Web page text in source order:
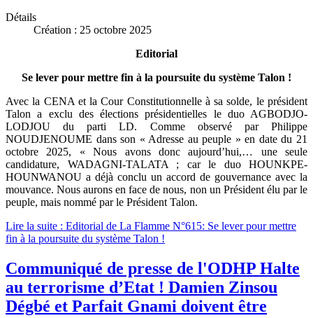
Détails
Création : 25 octobre 2025
Editorial
Se lever pour mettre fin à la poursuite du système Talon !
Avec la CENA et la Cour Constitutionnelle à sa solde, le président
Talon a exclu des élections présidentielles le duo AGBODJO-
LODJOU du parti LD. Comme observé par Philippe
NOUDJENOUME dans son « Adresse au peuple » en date du 21
octobre 2025, « Nous avons donc aujourd’hui,… une seule
candidature, WADAGNI-TALATA ; car le duo HOUNKPE-
HOUNWANOU a déjà conclu un accord de gouvernance avec la
mouvance. Nous aurons en face de nous, non un Président élu par le
peuple, mais nommé par le Président Talon.
Lire la suite : Editorial de La Flamme N°615: Se lever pour mettre
fin à la poursuite du système Talon !
Communiqué de presse de l'ODHP Halte
au terrorisme d’Etat ! Damien Zinsou
Dégbé et Parfait Gnami doivent être